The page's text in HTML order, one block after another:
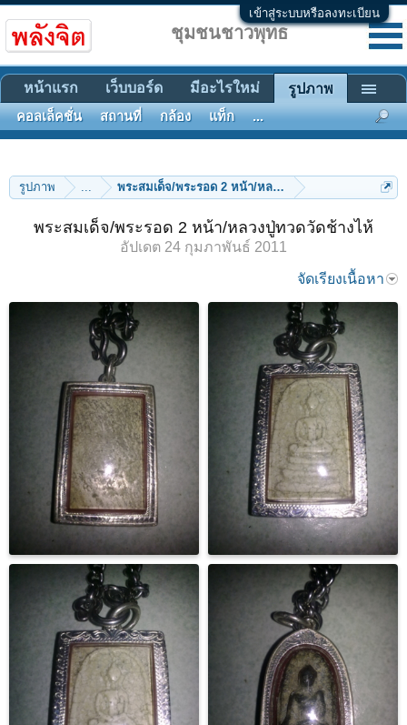
เข้าสู่ระบบหรือลงทะเบียน
รูปภาพ ... พระสมเด็จ/พระรอด 2 หน้า/หลวงปู่ทวดวัดช้างไห้
พระสมเด็จ/พระรอด 2 หน้า/หลวงปู่ทวดวัดช้างไห้
อัปเดต 24 กุมภาพันธ์ 2011
จัดเรียงเนื้อหา
ชุมชนชาวพุทธ
หน้าแรก เว็บบอร์ด มีอะไรใหม่ รูปภาพ
คอลเล็คชั่น สถานที่ กล้อง แท็ก ...